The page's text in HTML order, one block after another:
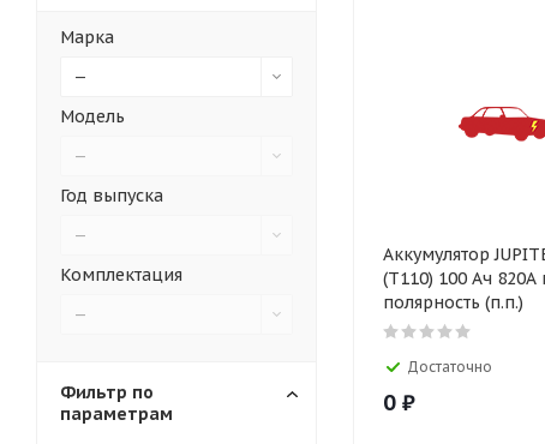
Аккумулятор
(T110) 100 Ач 820А
полярность (п.п.)
Достаточно
0 ₽
Марка
—
Модель
—
Год выпуска
—
Комплектация
—
Фильтр по
параметрам